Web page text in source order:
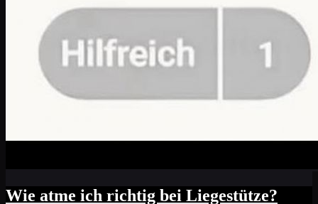
Wie atme ich richtig bei Liegestütze?